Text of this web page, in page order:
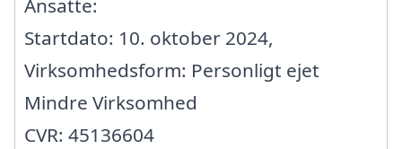
Ansatte:
Startdato: 10. oktober 2024,
Virksomhedsform: Personligt ejet
Mindre Virksomhed
CVR: 45136604